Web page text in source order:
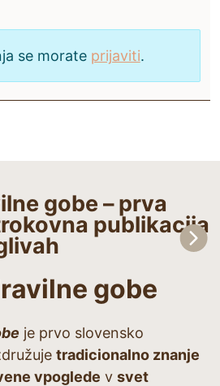
se morate prijaviti.
gobe – prva
publikacija
gobe
je prvo slovensko
tradicionalno znanje
vpoglede v svet